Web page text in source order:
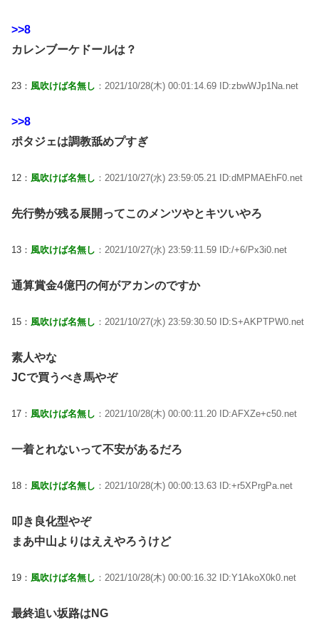
>>8
カレンブーケドールは？
23： 風吹けば名無し ：2021/10/28(木) 00:01:14.69 ID:zbwWJp1Na.net
>>8
ポタジェは調教舐めプすぎ
12： 風吹けば名無し ：2021/10/27(水) 23:59:05.21 ID:dMPMAEhF0.net
先行勢が残る展開ってこのメンツやとキツいやろ
13： 風吹けば名無し ：2021/10/27(水) 23:59:11.59 ID:/+6/Px3i0.net
通算賞金4億円の何がアカンのですか
15： 風吹けば名無し ：2021/10/27(水) 23:59:30.50 ID:S+AKPTPW0.net
素人やな
JCで買うべき馬やぞ
17： 風吹けば名無し ：2021/10/28(木) 00:00:11.20 ID:AFXZe+c50.net
一着とれないって不安があるだろ
18： 風吹けば名無し ：2021/10/28(木) 00:00:13.63 ID:+r5XPrgPa.net
叩き良化型やぞ
まあ中山よりはええやろうけど
19： 風吹けば名無し ：2021/10/28(木) 00:00:16.32 ID:Y1AkoX0k0.net
最終追い坂路はNG